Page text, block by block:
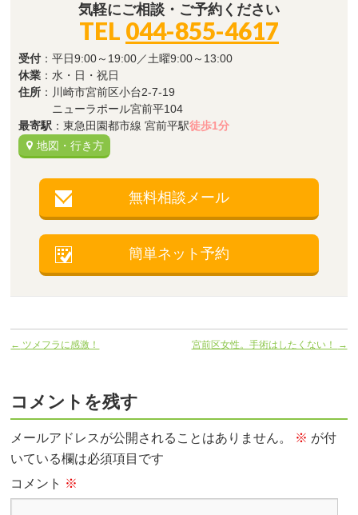
気軽にご相談・ご予約ください
TEL 044-855-4617
受付 ：平日9:00～19:00／土曜9:00～13:00
休業 ：水・日・祝日
住所 ：川崎市宮前区小台2-7-19
ニューラポール宮前平104
最寄駅 ：東急田園都市線 宮前平駅徒歩1分
地図・行き方
無料相談メール
簡単ネット予約
← ツメフラに感激！ 宮前区女性。手術はしたくない！ →
コメントを残す
メールアドレスが公開されることはありません。 ※ が付
いている欄は必須項目です
コメント ※